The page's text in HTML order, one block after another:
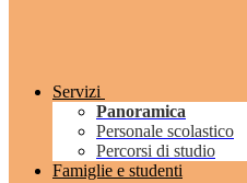
Servizi
Panoramica
Personale scolastico
Percorsi di studio
Famiglie e studenti